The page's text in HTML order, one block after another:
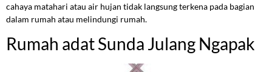
cahaya matahari atau air hujan tidak langsung terkena pada bagian
dalam rumah atau melindungi rumah.
Rumah adat Sunda Julang Ngapak